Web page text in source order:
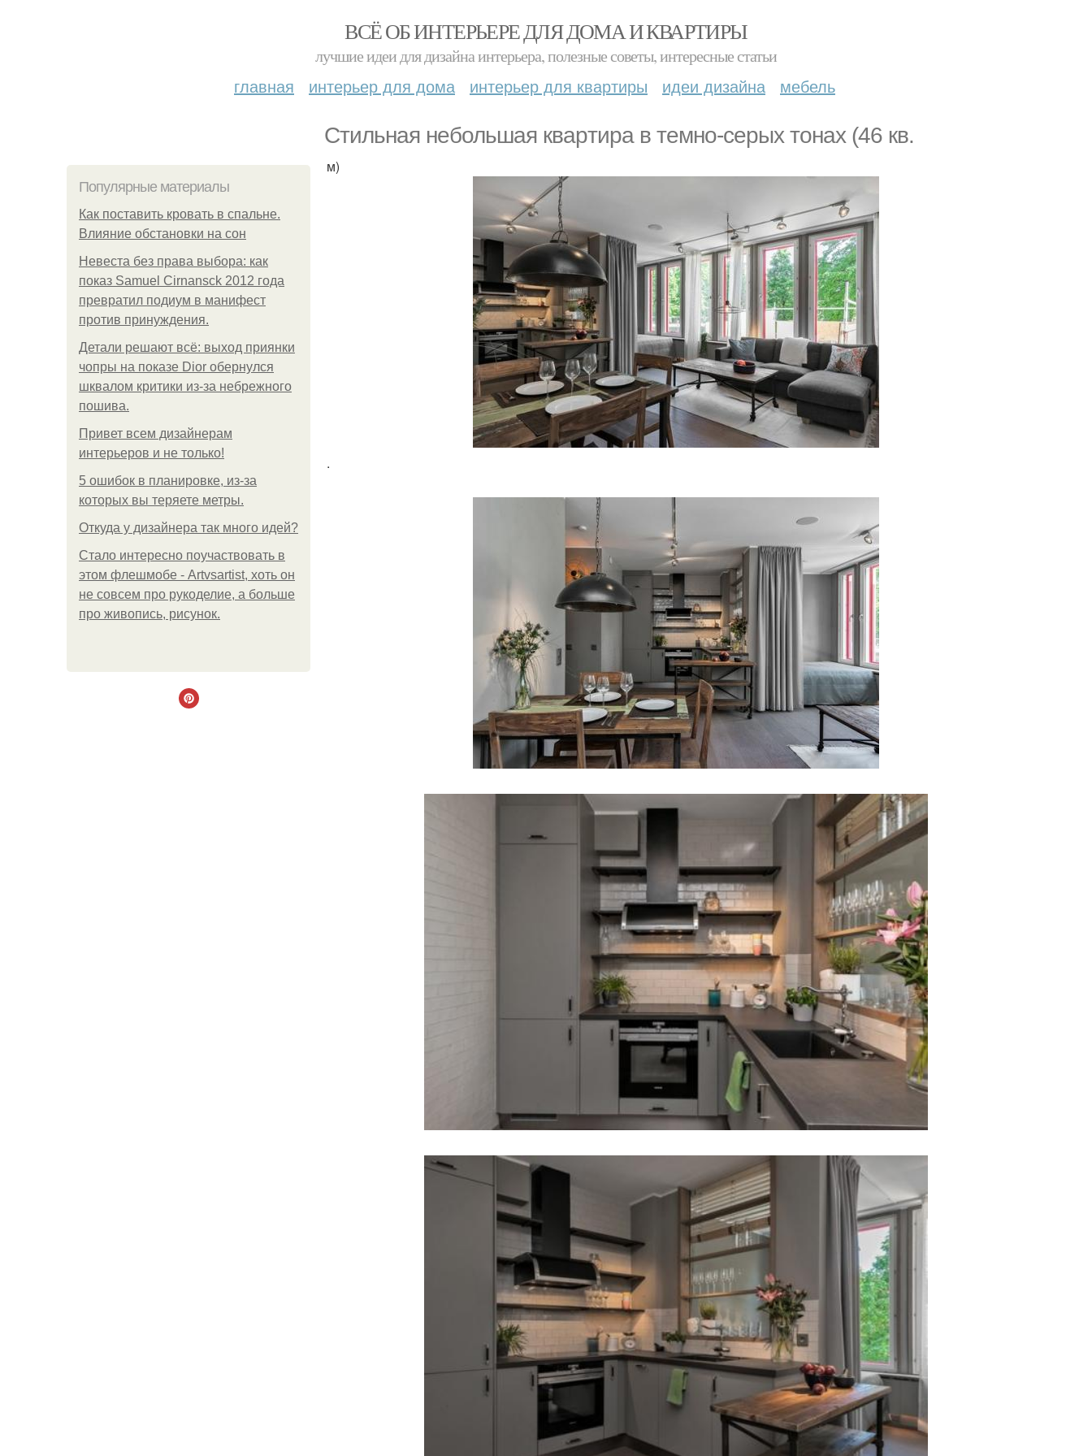
ВСЁ ОБ ИНТЕРЬЕРЕ ДЛЯ ДОМА И КВАРТИРЫ
лучшие идеи для дизайна интерьера, полезные советы, интересные статьи
главная интерьер для дома интерьер для квартиры идеи дизайна мебель
Стильная нeбольшaя кваpтиpa в тeмнo-cepых тонаx (46 кв.
Популярные материалы
Как поставить кровать в спальне.
Влияние обстановки на сон
Невеста без права выбора: как
показ Samuel Cirnansck 2012 года
превратил подиум в манифест
против принуждения.
Детали решают всё: выход приянки
чопры на показе Dior обернулся
шквалом критики из-за небрежного
пошива.
Привет всем дизайнерам
интерьеров и не только!
5 ошибок в планировке, из-за
которых вы теряете метры.
Откуда у дизайнера так много идей?
Стало интересно поучаствовать в
этом флешмобе - Artvsartist, хоть он
не совсем про рукоделие, а больше
про живопись, рисунок.
м)
.